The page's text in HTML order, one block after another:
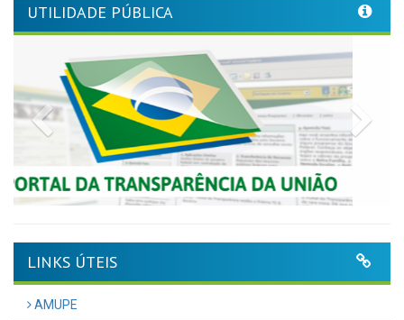
UTILIDADE PÚBLICA
Previous
LINKS ÚTEIS
AMUPE